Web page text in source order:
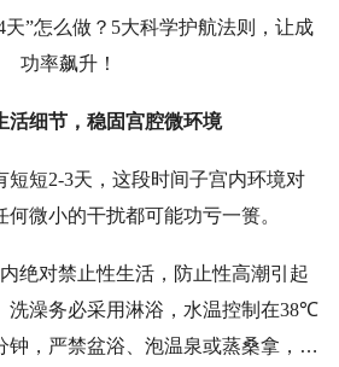
活细节，稳固宫腔微环境
短短2-3天，这段时间子宫内环境对
微小的干扰都可能功亏一篑。
绝对禁止性生活，防止性高潮引起
洗澡务必采用淋浴，水温控制在38℃
钟，严禁盆浴、泡温泉或蒸桑拿，以